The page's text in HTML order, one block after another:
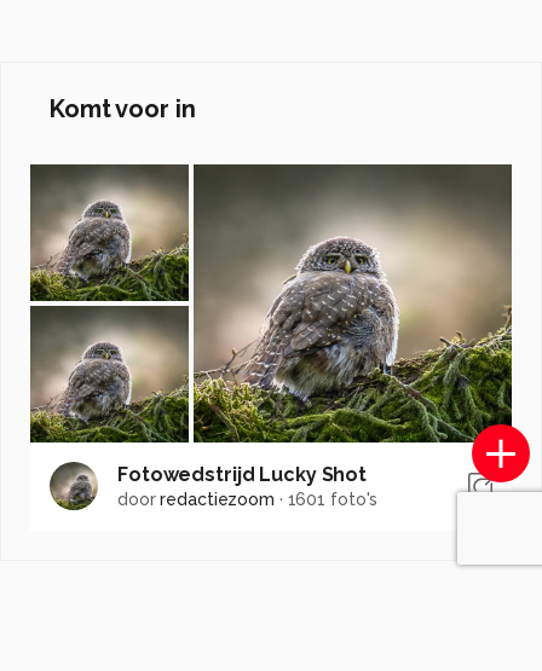
Komt voor in
Fotowedstrijd Lucky Shot
doorredactiezoom · 1601 foto's